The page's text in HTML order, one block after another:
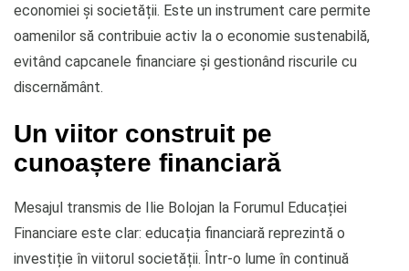
economiei și societății. Este un instrument care permite
oamenilor să contribuie activ la o economie sustenabilă,
evitând capcanele financiare și gestionând riscurile cu
discernământ.
Un viitor construit pe
cunoaștere financiară
Mesajul transmis de Ilie Bolojan la Forumul Educației
Financiare este clar: educația financiară reprezintă o
investiție în viitorul societății. Într-o lume în continuă